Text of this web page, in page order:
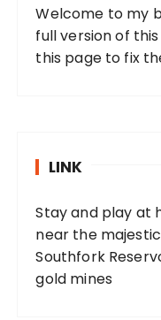
Welcome to my
full version of
this page to fix
LINK
Stay and play at
near the
Southfork
gold mines